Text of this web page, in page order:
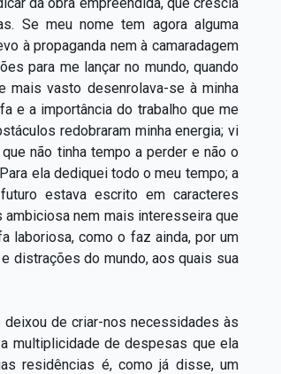
Se meu nome tem agora alguma
à propaganda nem à camaradagem
para me lançar no mundo, quando
mais vasto desenrolava-se à minha
e a importância do trabalho que me
redobraram minha energia; vi
não tinha tempo a perder e não o
ela dediquei todo o meu tempo; a
estava escrito em caracteres
ambiciosa nem mais interesseira que
laboriosa, como o faz ainda, por um
distrações do mundo, aos quais sua
de criar-nos necessidades às
multiplicidade de despesas que ela
residências é, como já disse, um